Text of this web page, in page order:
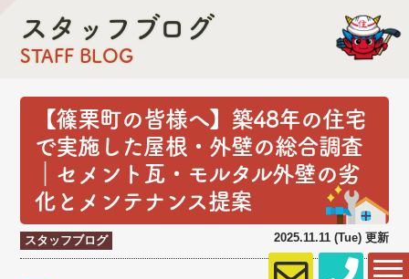
スタッフブログ
STAFF BLOG
【篠栗町の皆様へ】築48年の住宅
で実施した屋根・外壁の総合調査
｜セメント瓦・モルタル外壁の劣
化とメンテナンス提案
スタッフブログ 2025.11.11 (Tue) 更新